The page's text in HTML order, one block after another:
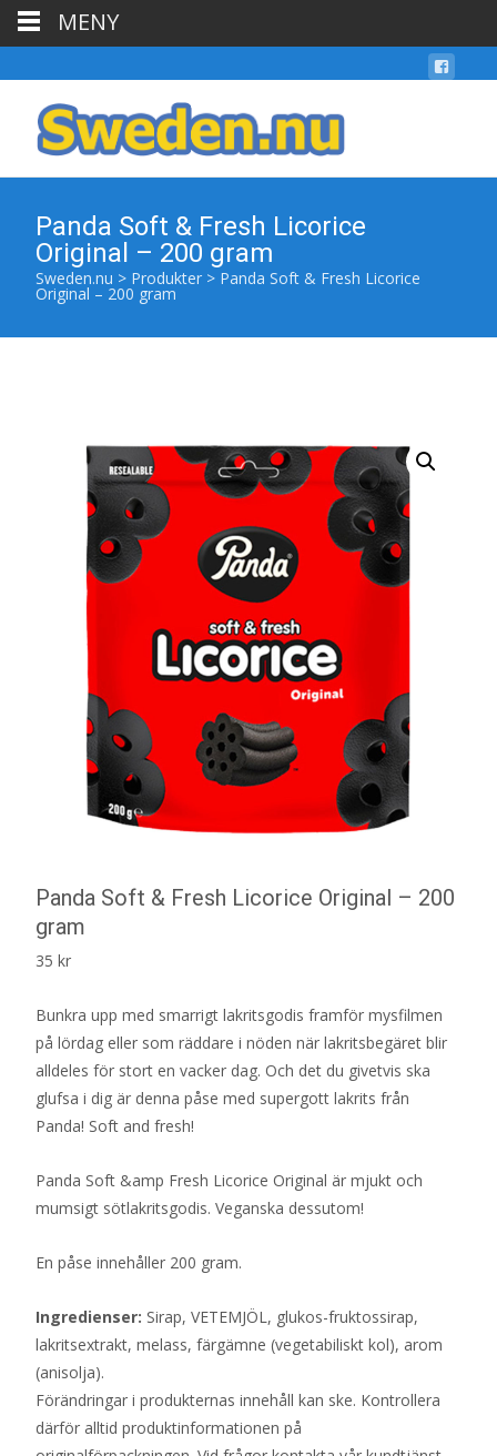
Panda Soft & Fresh Licorice
Original – 200 gram
Sweden.nu > Produkter > Panda Soft & Fresh Licorice
Original – 200 gram
Panda Soft & Fresh Licorice Original – 200
gram
35 kr
Bunkra upp med smarrigt lakritsgodis framför mysfilmen
på lördag eller som räddare i nöden när lakritsbegäret blir
alldeles för stort en vacker dag. Och det du givetvis ska
glufsa i dig är denna påse med supergott lakrits från
Panda! Soft and fresh!
Panda Soft &amp Fresh Licorice Original är mjukt och
mumsigt sötlakritsgodis. Veganska dessutom!
En påse innehåller 200 gram.
Ingredienser: Sirap, VETEMJÖL, glukos-fruktossirap,
lakritsextrakt, melass, färgämne (vegetabiliskt kol), arom
(anisolja).
Förändringar i produkternas innehåll kan ske. Kontrollera
därför alltid produktinformationen på
MENY